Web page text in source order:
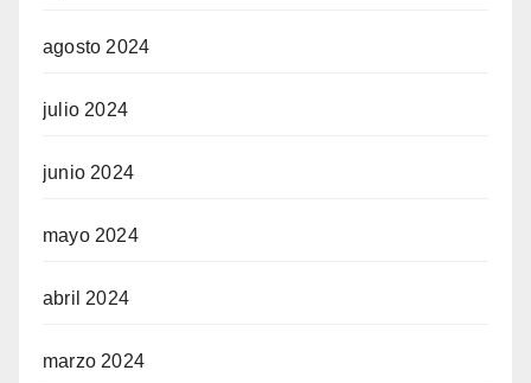
agosto 2024
julio 2024
junio 2024
mayo 2024
abril 2024
marzo 2024